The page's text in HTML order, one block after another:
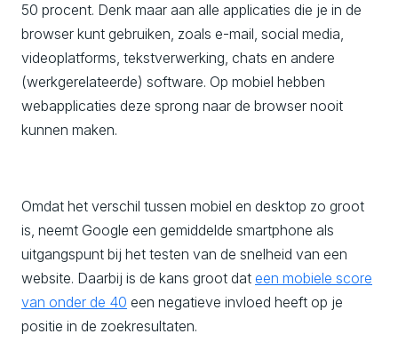
50 procent. Denk maar aan alle applicaties die je in de
browser kunt gebruiken, zoals e-mail, social media,
videoplatforms, tekstverwerking, chats en andere
(werkgerelateerde) software. Op mobiel hebben
webapplicaties deze sprong naar de browser nooit
kunnen maken.
Omdat het verschil tussen mobiel en desktop zo groot
is, neemt Google een gemiddelde smartphone als
uitgangspunt bij het testen van de snelheid van een
website. Daarbij is de kans groot dat een mobiele score
van onder de 40 een negatieve invloed heeft op je
positie in de zoekresultaten.